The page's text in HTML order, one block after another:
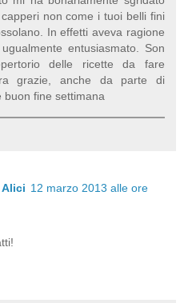
non come i tuoi belli fini
In effetti aveva ragione
entusiasmato. Son
delle ricette da fare
grazie, anche da parte di
buon fine settimana
Alici 12 marzo 2013 alle ore